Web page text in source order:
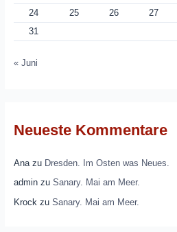
24
25 26 27
31
« Juni
Neueste Kommentare
Anazu Dresden. Im Osten was Neues.
adminzu Sanary. Mai am Meer.
Krockzu Sanary. Mai am Meer.